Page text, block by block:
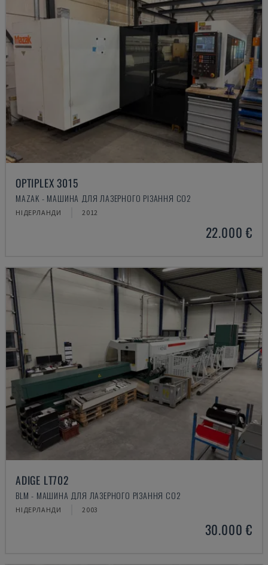
OPTIPLEX 3015
MAZAK - МАШИНА ДЛЯ ЛАЗЕРНОГО РІЗАННЯ CO2
НІДЕРЛАНДИ 2012
22.000 €
ADIGE LT702
BLM - МАШИНА ДЛЯ ЛАЗЕРНОГО РІЗАННЯ CO2
НІДЕРЛАНДИ 2003
30.000 €